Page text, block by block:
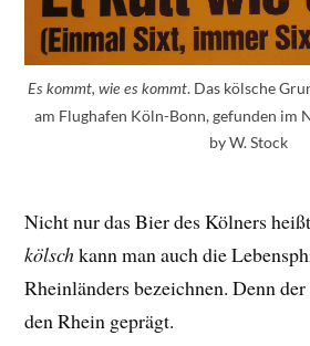
Es kommt, wie es kommt. Das kölsche
am Flughafen Köln-Bonn, gefunden im
by W. Stock
Nicht nur das Bier des Kölners
kölschkann man auch die
Rheinländers bezeichnen. Denn
den Rhein geprägt.